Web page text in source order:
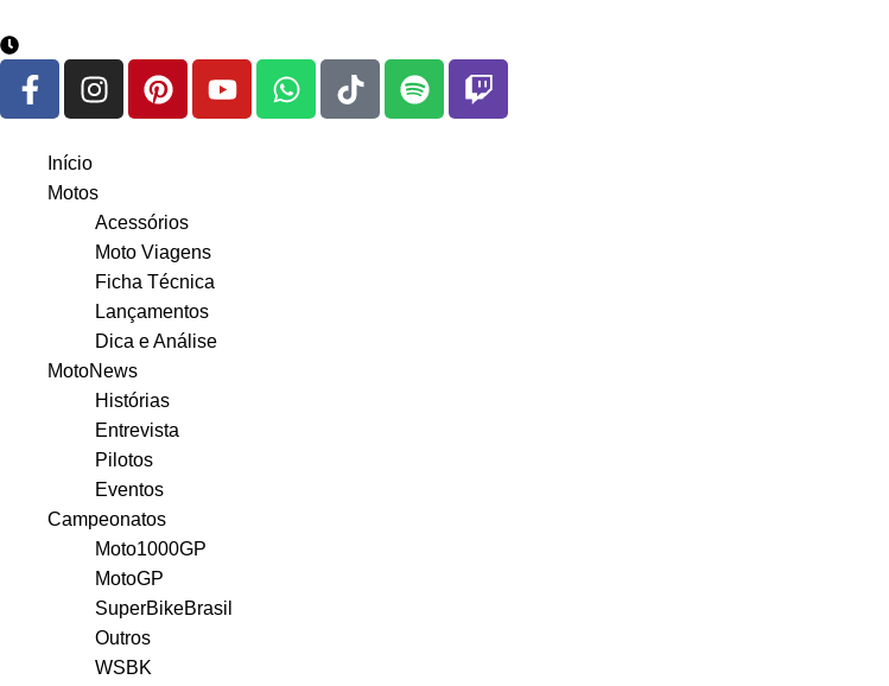
Início
Motos
Acessórios
Moto Viagens
Ficha Técnica
Lançamentos
Dica e Análise
MotoNews
Histórias
Entrevista
Pilotos
Eventos
Campeonatos
Moto1000GP
MotoGP
SuperBikeBrasil
Outros
WSBK